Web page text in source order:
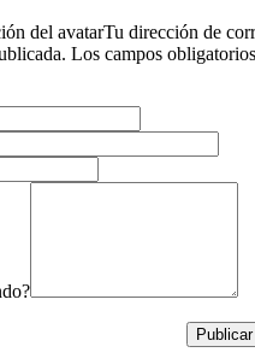
Tu dirección de
Los campos